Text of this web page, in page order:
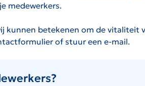
medewerkers.
kunnen betekenen om de vitaliteit
of stuur een e-mail.